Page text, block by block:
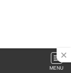
MENU